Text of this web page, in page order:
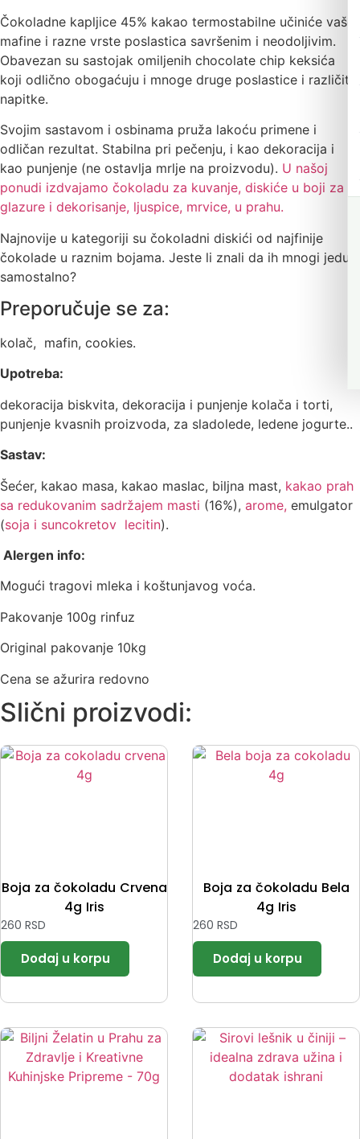
Čokoladne kapljice 45% kakao termostabilne učiniće vaše
mafine i razne vrste poslastica savršenim i neodoljivim.
Obavezan su sastojak omiljenih chocolate chip keksića
koji odlično obogaćuju i mnoge druge poslastice i različite
napitke.
Svojim sastavom i osbinama pruža lakoću primene i
odličan rezultat. Stabilna pri pečenju, i kao dekoracija i
kao punjenje (ne ostavlja mrlje na proizvodu). U našoj
ponudi izdvajamo čokoladu za kuvanje, diskiće u boji za
glazure i dekorisanje, ljuspice, mrvice, u prahu.
Najnovije u kategoriji su čokoladni diskići od najfinije
čokolade u raznim bojama. Jeste li znali da ih mnogi jedu
samostalno?
Preporučuje se za:
kolač, mafin, cookies.
Upotreba:
dekoracija biskvita, dekoracija i punjenje kolača i torti,
punjenje kvasnih proizvoda, za sladolede, ledene jogurte..
Sastav:
Šećer, kakao masa, kakao maslac, biljna mast, kakao prah
sa redukovanim sadržajem masti (16%), arome, emulgator
(soja i suncokretov lecitin).
Alergen info:
Mogući tragovi mleka i koštunjavog voća.
Pakovanje 100g rinfuz
Original pakovanje 10kg
Cena se ažurira redovno
Slični proizvodi:
Boja za čokoladu Crvena
4g Iris
260 RSD
Boja za čokoladu Bela
4g Iris
260 RSD